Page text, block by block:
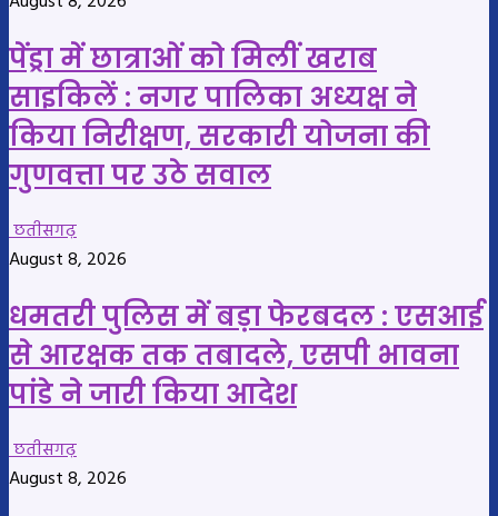
पेंड्रा में छात्राओं को मिलीं खराब
साइकिलें : नगर पालिका अध्यक्ष ने
किया निरीक्षण, सरकारी योजना की
गुणवत्ता पर उठे सवाल
छतीसगढ़
August 8, 2026
धमतरी पुलिस में बड़ा फेरबदल : एसआई
से आरक्षक तक तबादले, एसपी भावना
पांडे ने जारी किया आदेश
छतीसगढ़
August 8, 2026